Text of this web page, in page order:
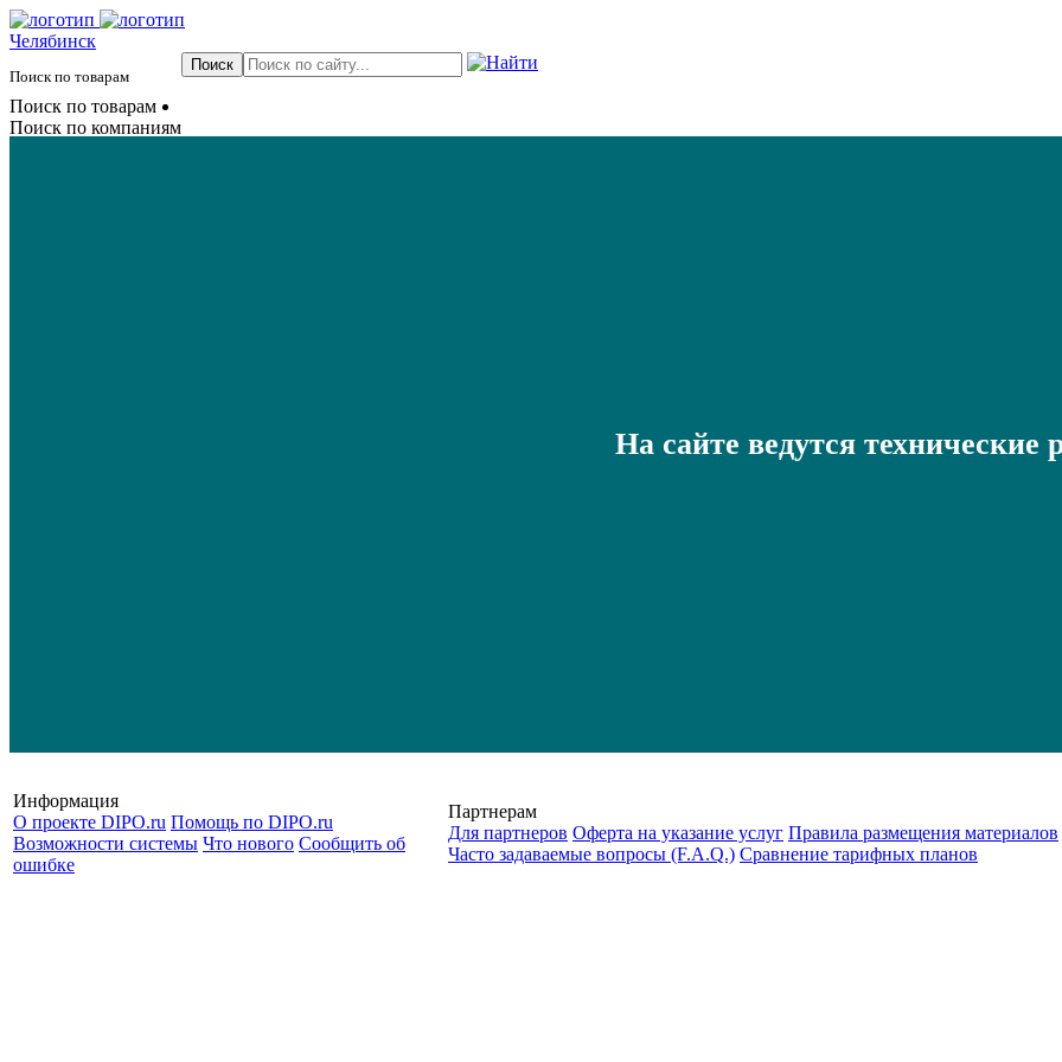
Челябинск
Поиск по товарам
Поиск по товарам
Поиск по компаниям
На сайте ведутся технические
Информация
О проекте DIPO.ru Помощь по DIPO.ru
Возможности системы Что нового Сообщить об
ошибке
Партнерам
Для партнеров Оферта на указание услуг Правила размещения материалов
Часто задаваемые вопросы (F.A.Q.) Cравнение тарифных планов